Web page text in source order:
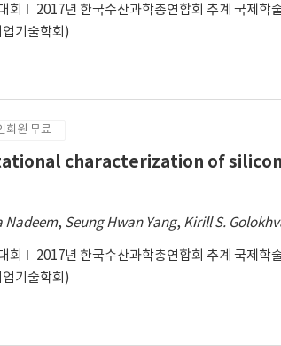
회 2017년 한국수산과학총연합회 추계 국제학
기술학회)
회원 무료
characterization of
Nadeem, Seung Hwan Yang, Kirill S.
회 2017년 한국수산과학총연합회 추계 국제학
기술학회)